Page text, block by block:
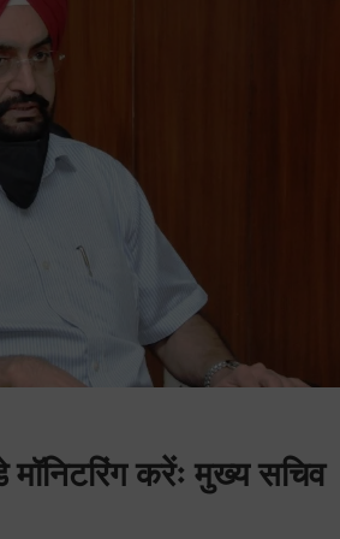
करेंः मुख्य सचिव